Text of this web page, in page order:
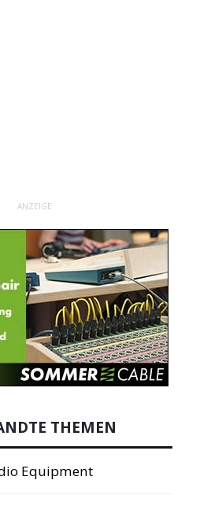
ANZEIGE
THEMEN
Equipment